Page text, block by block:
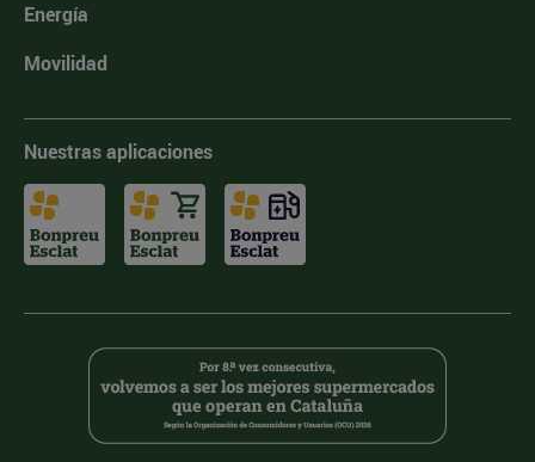
Energía
Movilidad
Nuestras aplicaciones